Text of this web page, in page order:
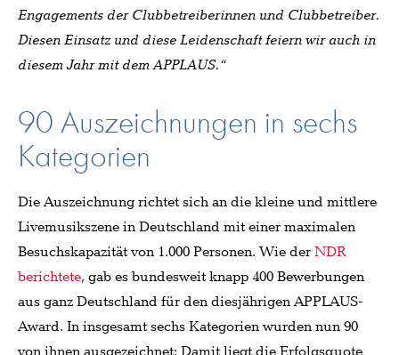
Engagements der Clubbetreiberinnen und Clubbetreiber.
Diesen Einsatz und diese Leidenschaft feiern wir auch in
diesem Jahr mit dem APPLAUS.“
90 Auszeichnungen in sechs
Kategorien
Die Auszeichnung richtet sich an die kleine und mittlere
Livemusikszene in Deutschland mit einer maximalen
Besuchskapazität von 1.000 Personen. Wie derNDR
berichtete, gab es bundesweit knapp 400 Bewerbungen
aus ganz Deutschland für den diesjährigen APPLAUS-
Award. In insgesamt sechs Kategorien wurden nun 90